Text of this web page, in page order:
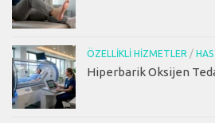
ÖZELLIKLI HIZMETLER /
Hiperbarik Oksijen